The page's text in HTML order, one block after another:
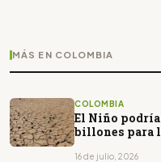
MÁS EN COLOMBIA
COLOMBIA
El Niño podría
billones para
16 de julio, 2026